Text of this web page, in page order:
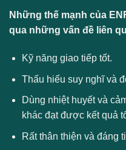
Những thế mạnh của
qua những vấn đề liên
Kỹ năng giao tiếp tốt.
Thấu hiểu suy nghĩ và
Dùng nhiệt huyết và
khác đạt được kết quả
Rất thân thiện và đáng